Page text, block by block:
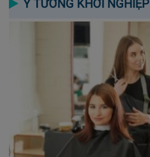
Ý TƯỞNG KHỞI NGHIỆP